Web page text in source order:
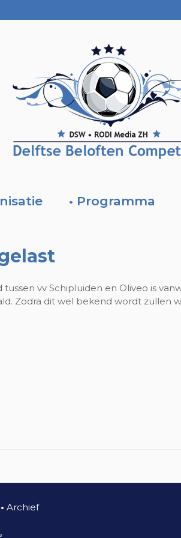
• Programma
vv Schipluiden en Oliveo is
Zodra dit wel bekend wordt zullen
• Archief